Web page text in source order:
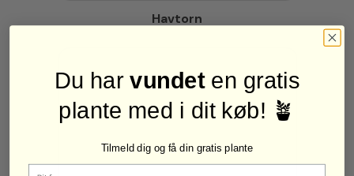
Havtorn
Du harvundeten gratis
plante med i dit køb! 🪴
Tilmeld dig og få din gratis plante